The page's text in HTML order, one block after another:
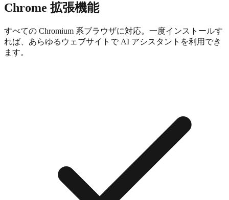
Chrome 拡張機能
すべての Chromium 系ブラウザに対応。一度インストールす
れば、あらゆるウェブサイトで AI アシスタントを利用でき
ます。